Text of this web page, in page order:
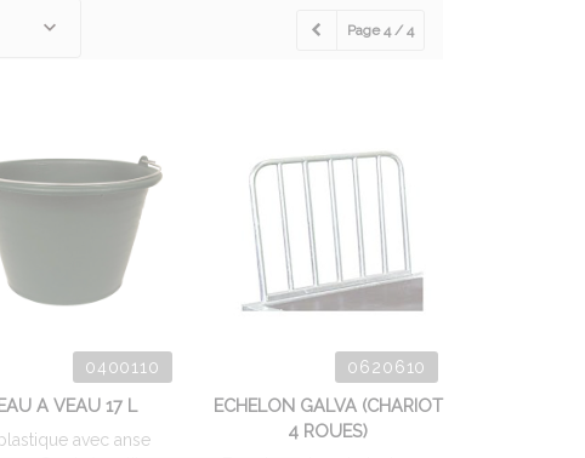
Page 4 / 4
0400110
A VEAU 17 L
avec anse
0620610
ECHELON GALVA (CHARIOT
4 ROUES)